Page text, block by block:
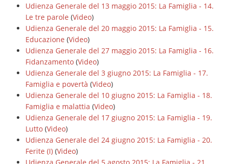
Udienza Generale del 13 maggio 2015: La Famiglia - 14.
Le tre parole (Video)
Udienza Generale del 20 maggio 2015: La Famiglia - 15.
Educazione (Video)
Udienza Generale del 27 maggio 2015: La Famiglia - 16.
Fidanzamento (Video)
Udienza Generale del 3 giugno 2015: La Famiglia - 17.
Famiglia e povertà (Video)
Udienza Generale del 10 giugno 2015: La Famiglia - 18.
Famiglia e malattia (Video)
Udienza Generale del 17 giugno 2015: La Famiglia - 19.
Lutto (Video)
Udienza Generale del 24 giugno 2015: La Famiglia - 20.
Ferite (I) (Video)